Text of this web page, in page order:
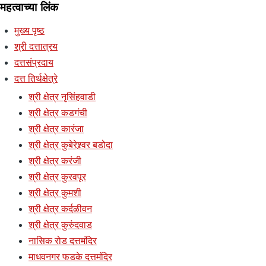
महत्वाच्या लिंक
मुख्य पृष्ठ
श्री दत्तात्रय
दत्तसंप्रदाय
दत्त तिर्थक्षेत्रे
श्री क्षेत्र नृसिंहवाडी
श्री क्षेत्र कडगंची
श्री क्षेत्र कारंजा
श्री क्षेत्र कुबेरेश्र्वर बडोदा
श्री क्षेत्र करंजी
श्री क्षेत्र कुरवपूर
श्री क्षेत्र कुमशी
श्री क्षेत्र कर्दळीवन
श्री क्षेत्र कुरुंदवाड
नासिक रोड दत्तमंदिर
माधवनगर फडके दत्तमंदिर